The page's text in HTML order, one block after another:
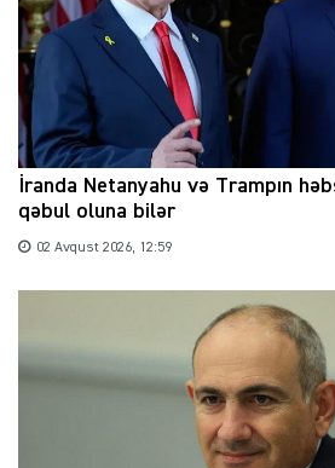
İranda Netanyahu və Trampın
qəbul oluna bilər
02 Avqust 2026, 12:59